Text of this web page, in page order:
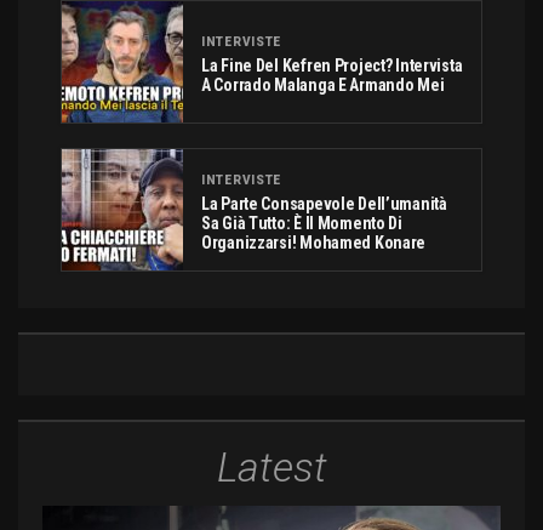
INTERVISTE
La Fine Del Kefren Project? Intervista
A Corrado Malanga E Armando Mei
INTERVISTE
La Parte Consapevole Dell’umanità
Sa Già Tutto: È Il Momento Di
Organizzarsi! Mohamed Konare
Latest